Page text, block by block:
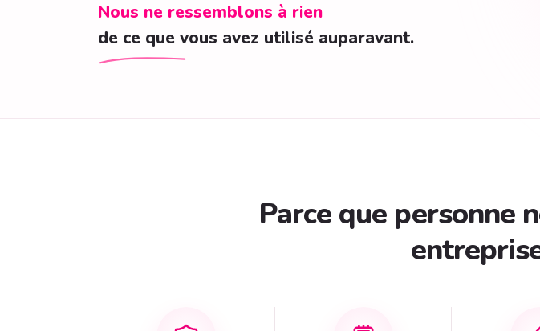
Nous ne ressemblons à rien
de ce que vous avez utilisé auparavant.
Parce que personne